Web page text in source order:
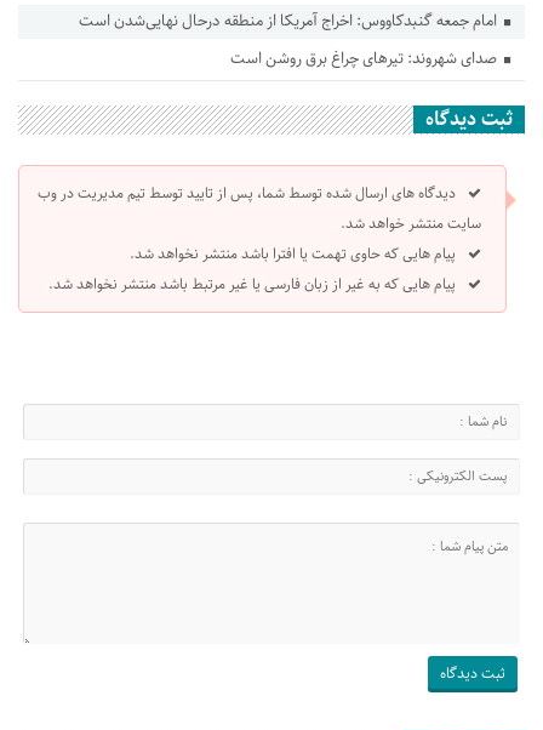
امام جمعه گنبدکاووس: اخراج آمریکا از منطقه درحال نهایی‌شدن است
صدای شهروند: تیرهای چراغ برق روشن است
ثبت دیدگاه
دیدگاه های ارسال شده توسط شما، پس از تایید توسط تیم مدیریت در وب
سایت منتشر خواهد شد.
پیام هایی که حاوی تهمت یا افترا باشد منتشر نخواهد شد.
پیام هایی که به غیر از زبان فارسی یا غیر مرتبط باشد منتشر نخواهد شد.